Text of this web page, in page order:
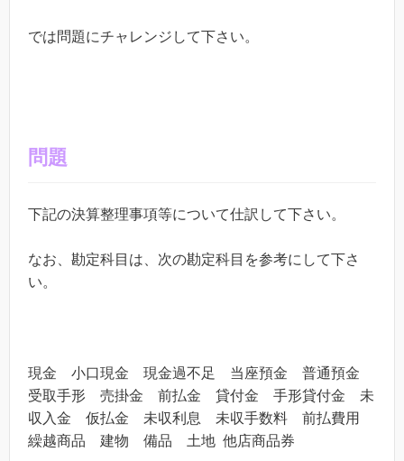
では問題にチャレンジして下さい。
問題
下記の決算整理事項等について仕訳して下さい。
なお、勘定科目は、次の勘定科目を参考にして下さ
い。
現金 小口現金 現金過不足 当座預金 普通預金
受取手形 売掛金 前払金 貸付金 手形貸付金 未
収入金 仮払金 未収利息 未収手数料 前払費用
繰越商品 建物 備品 土地 他店商品券